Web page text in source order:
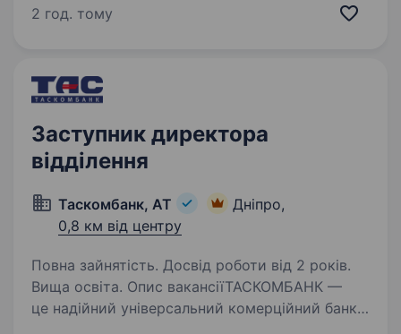
36 років успішного бізнесу в Україні. Робота в
2 год. тому
Заступник директора
відділення
Таскомбанк, АТ
Дніпро,
0,8 км від центру
Повна зайнятість. Досвід роботи від 2 років.
Вища освіта. Опис вакансіїТАСКОМБАНК —
це надійний універсальний комерційний банк